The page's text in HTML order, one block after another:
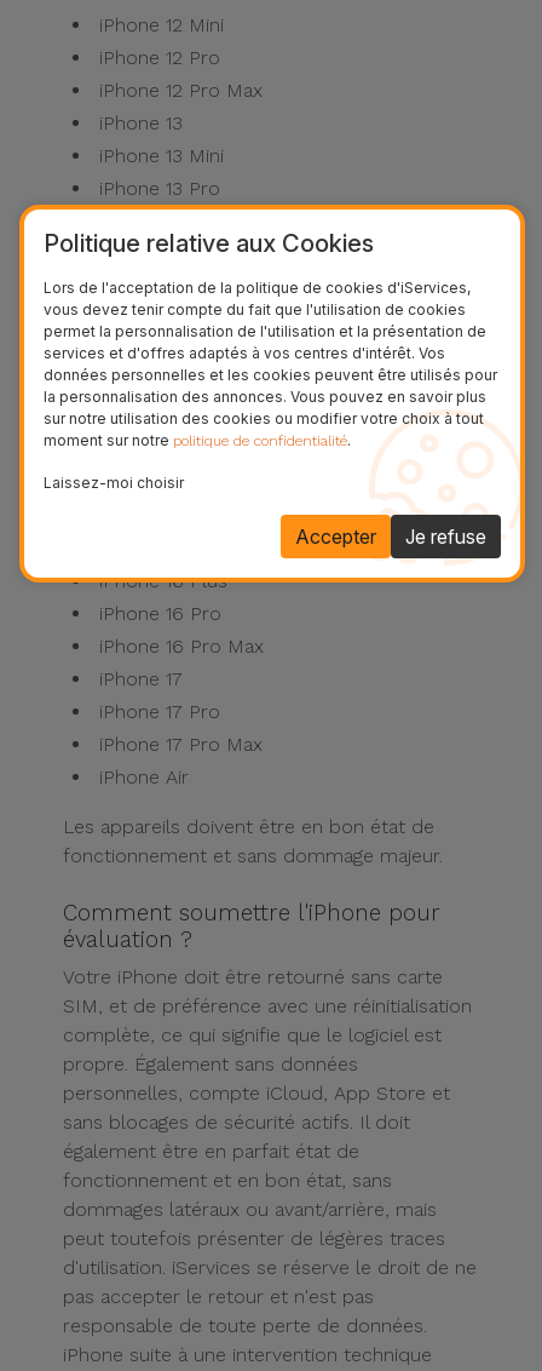
iPhone 12 Mini
iPhone 12 Pro
iPhone 12 Pro Max
iPhone 13
iPhone 13 Mini
iPhone 13 Pro
iPhone SE 2022
iPhone 14
iPhone 14 Plus
iPhone 14 Pro
iPhone 14 Pro Max
iPhone 15
iPhone 15 Plus
iPhone 15 Pro
iPhone 16 Plus
iPhone 16 Pro
iPhone 16 Pro Max
iPhone 17
iPhone 17 Pro
iPhone 17 Pro Max
iPhone Air
Les appareils doivent être en bon état de
fonctionnement et sans dommage majeur.
Comment soumettre l'iPhone pour
évaluation ?
Votre iPhone doit être retourné sans carte
SIM, et de préférence avec une réinitialisation
complète, ce qui signifie que le logiciel est
propre. Également sans données
personnelles, compte iCloud, App Store et
sans blocages de sécurité actifs. Il doit
également être en parfait état de
fonctionnement et en bon état, sans
dommages latéraux ou avant/arrière, mais
peut toutefois présenter de légères traces
d'utilisation. iServices se réserve le droit de ne
pas accepter le retour et n'est pas
responsable de toute perte de données.
iPhone suite à une intervention technique
Politique relative aux Cookies
Lors de l'acceptation de la politique de cookies d'iServices,
vous devez tenir compte du fait que l'utilisation de cookies
permet la personnalisation de l'utilisation et la présentation de
services et d'offres adaptés à vos centres d'intérêt. Vos
données personnelles et les cookies peuvent être utilisés pour
la personnalisation des annonces. Vous pouvez en savoir plus
sur notre utilisation des cookies ou modifier votre choix à tout
moment sur notre politique de confidentialité.
Laissez-moi choisir
Je refuse
Accepter